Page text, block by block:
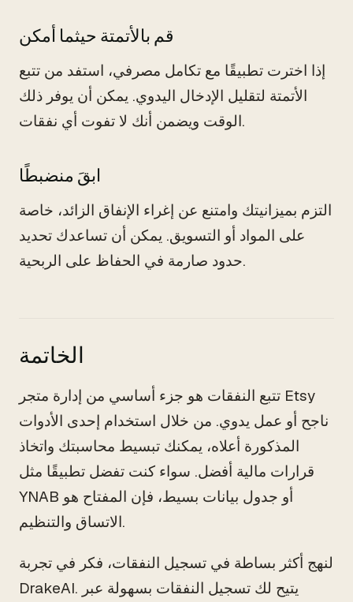
قم بالأتمتة حيثما أمكن
إذا اخترت تطبيقًا مع تكامل مصرفي، استفد من تتبع
الأتمتة لتقليل الإدخال اليدوي. يمكن أن يوفر ذلك
الوقت ويضمن أنك لا تفوت أي نفقات.
ابقَ منضبطًا
التزم بميزانيتك وامتنع عن إغراء الإنفاق الزائد، خاصة
على المواد أو التسويق. يمكن أن تساعدك تحديد
حدود صارمة في الحفاظ على الربحية.
الخاتمة
تتبع النفقات هو جزء أساسي من إدارة متجر Etsy
ناجح أو عمل يدوي. من خلال استخدام إحدى الأدوات
المذكورة أعلاه، يمكنك تبسيط محاسبتك واتخاذ
قرارات مالية أفضل. سواء كنت تفضل تطبيقًا مثل
YNAB أو جدول بيانات بسيط، فإن المفتاح هو
الاتساق والتنظيم.
لنهج أكثر بساطة في تسجيل النفقات، فكر في تجربة
DrakeAI. يتيح لك تسجيل النفقات بسهولة عبر